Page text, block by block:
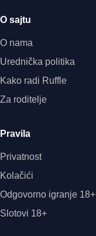
O sajtu
O nama
Urednička politika
Kako radi Ruffle
Za roditelje
Pravila
Privatnost
Kolačići
Odgovorno igranje 18+
Slotovi 18+